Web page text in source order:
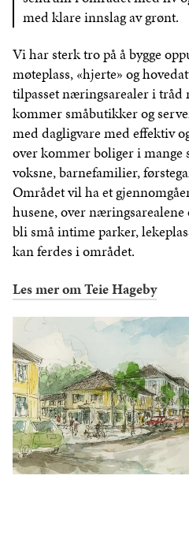
med klare innslag av grønt.
Vi har sterk tro på å bygge
møteplass, «hjerte» og
tilpasset næringsarealer i tråd
kommer småbutikker og
med dagligvare med effektiv
over kommer boliger i mange
voksne, barnefamilier,
Området vil ha et
husene, over
bli små intime parker,
kan ferdes i området.
Les mer om Teie Hageby